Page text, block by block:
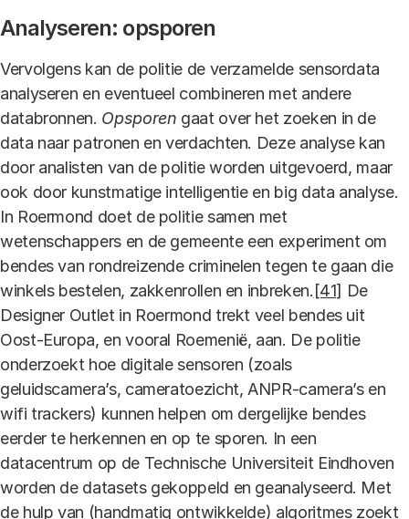
Analyseren: opsporen
Vervolgens kan de politie de verzamelde sensordata
analyseren en eventueel combineren met andere
databronnen. Opsporen gaat over het zoeken in de
data naar patronen en verdachten. Deze analyse kan
door analisten van de politie worden uitgevoerd, maar
ook door kunstmatige intelligentie en big data analyse.
In Roermond doet de politie samen met
wetenschappers en de gemeente een experiment om
bendes van rondreizende criminelen tegen te gaan die
winkels bestelen, zakkenrollen en inbreken. [41] De
Designer Outlet in Roermond trekt veel bendes uit
Oost-Europa, en vooral Roemenië, aan. De politie
onderzoekt hoe digitale sensoren (zoals
geluidscamera’s, cameratoezicht, ANPR-camera’s en
wifi trackers) kunnen helpen om dergelijke bendes
eerder te herkennen en op te sporen. In een
datacentrum op de Technische Universiteit Eindhoven
worden de datasets gekoppeld en geanalyseerd. Met
de hulp van (handmatig ontwikkelde) algoritmes zoekt